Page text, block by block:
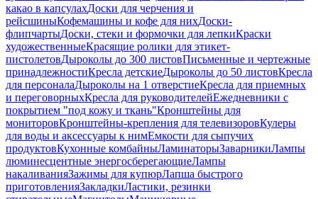
какао в капсулахДоски для черчения и
рейсшиныКофемашины и кофе для нихДоски-
флипчартыДоски, стеки и формочки для лепкиКраски
художественныеКрасящие ролики для этикет-
пистолетовДыроколы до 300 листовПисьменные и чертежные
принадлежностиКресла детскиеДыроколы до 50 листовКресла
для персоналаДыроколы на 1 отверстиеКресла для приемных
и переговорныхКресла для руководителейЕжедневники с
покрытием "под кожу и ткань"Кронштейны для
мониторовКронштейны-крепления для телевизоровКулеры
для воды и аксессуары к нимЕмкости для сыпучих
продуктовКухонные комбайныЛаминаторыЗаварникиЛампы
люминесцентные энергосберегающиеЛампы
накаливанияЗажимы для купюрЛапша быстрого
приготовленияЗакладкиЛастики, резинки